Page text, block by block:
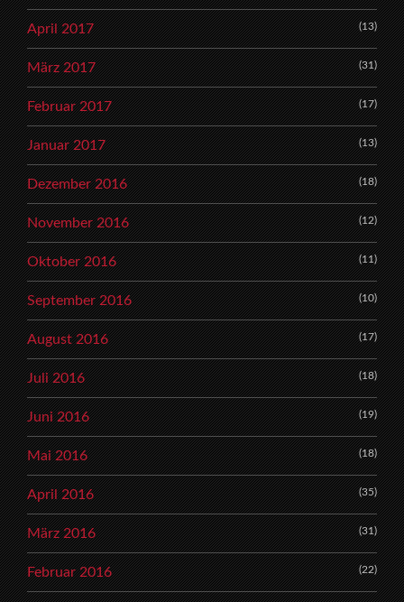
April 2017 (13)
März 2017 (31)
Februar 2017 (17)
Januar 2017 (13)
Dezember 2016 (18)
November 2016 (12)
Oktober 2016 (11)
September 2016 (10)
August 2016 (17)
Juli 2016 (18)
Juni 2016 (19)
Mai 2016 (18)
April 2016 (35)
März 2016 (31)
Februar 2016 (22)